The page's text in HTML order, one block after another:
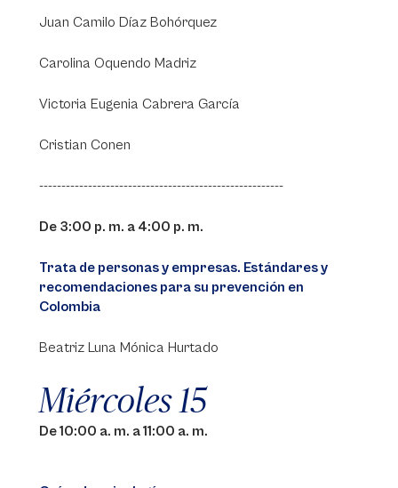
Juan Camilo Díaz Bohórquez
Carolina Oquendo Madriz
Victoria Eugenia Cabrera García
Cristian Conen
-------------------------------------------------------
De 3:00 p. m. a 4:00 p. m.
Trata de personas y empresas. Estándares y
recomendaciones para su prevención en
Colombia
Beatriz Luna Mónica Hurtado
Miércoles 15
De 10:00 a. m. a 11:00 a. m.